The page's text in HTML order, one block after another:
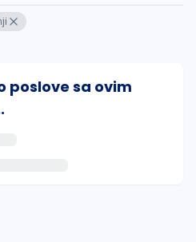
poslove sa ovim